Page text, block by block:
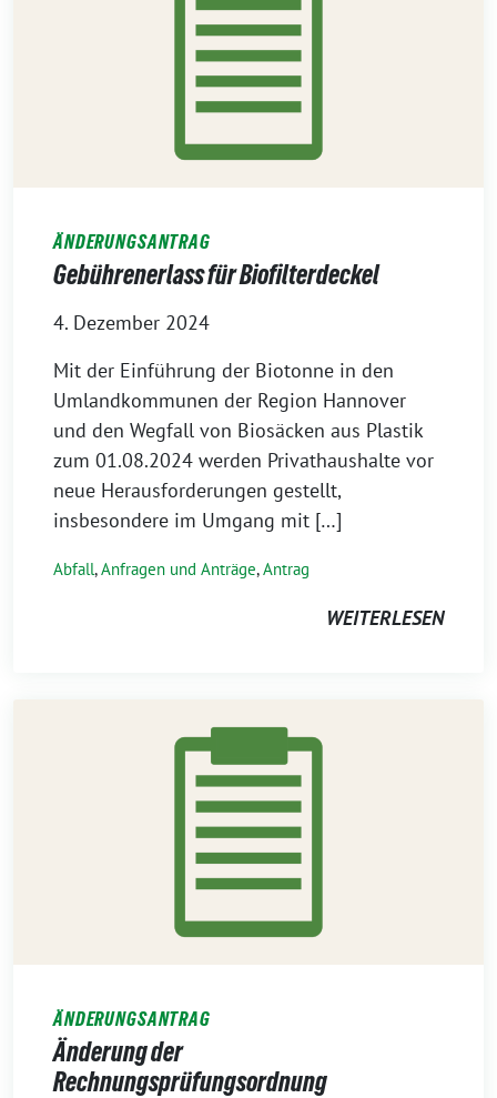
ÄNDERUNGSANTRAG
Gebührenerlass für Biofilterdeckel
4. Dezember 2024
Mit der Einführung der Biotonne in den
Umlandkommunen der Region Hannover
und den Wegfall von Biosäcken aus Plastik
zum 01.08.2024 werden Privathaushalte vor
neue Herausforderungen gestellt,
insbesondere im Umgang mit […]
Abfall,Anfragen und Anträge,Antrag
WEITERLESEN
ÄNDERUNGSANTRAG
Änderung der
Rechnungsprüfungsordnung